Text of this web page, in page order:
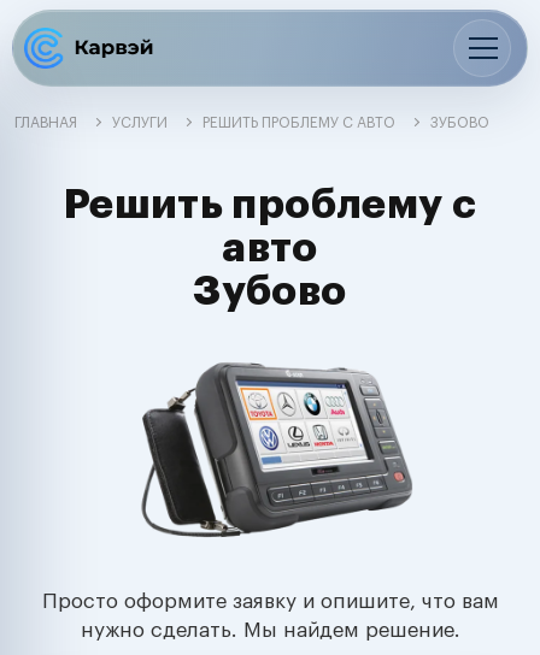
ГЛАВНАЯ УСЛУГИ РЕШИТЬ ПРОБЛЕМУ С АВТО ЗУБОВО
Решить проблему с
авто
Зубово
Просто оформите заявку и опишите, что вам
нужно сделать. Мы найдем решение.